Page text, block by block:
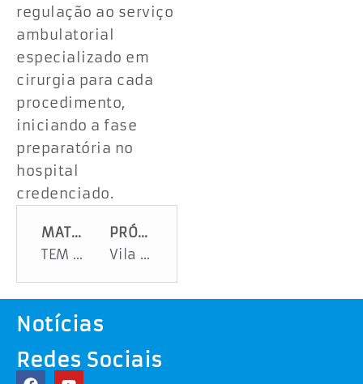
regulação ao serviço
ambulatorial
especializado em
cirurgia para cada
procedimento,
iniciando a fase
preparatória no
hospital
credenciado.
MATÉRIA ANTERIOR
TEM ARTE PARA TODO GOSTO EM SERGIPE
PRÓXIMA MATÉRIA
Vila da Páscoa tem opções de cultura e lazer para toda a família
Notícias
Redes Sociais